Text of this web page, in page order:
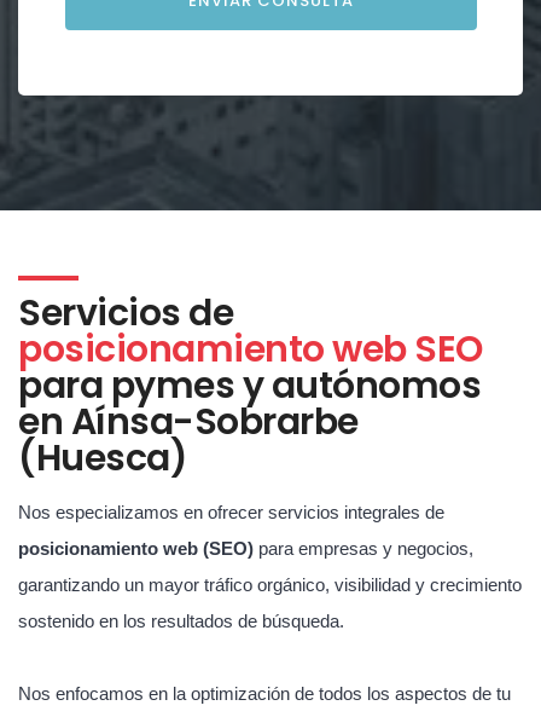
Servicios de
posicionamiento web SEO
para pymes y autónomos
en Aínsa-Sobrarbe
(Huesca)
Nos especializamos en ofrecer servicios integrales de
posicionamiento web (SEO) para empresas y negocios,
garantizando un mayor tráfico orgánico, visibilidad y crecimiento
sostenido en los resultados de búsqueda.
Nos enfocamos en la optimización de todos los aspectos de tu